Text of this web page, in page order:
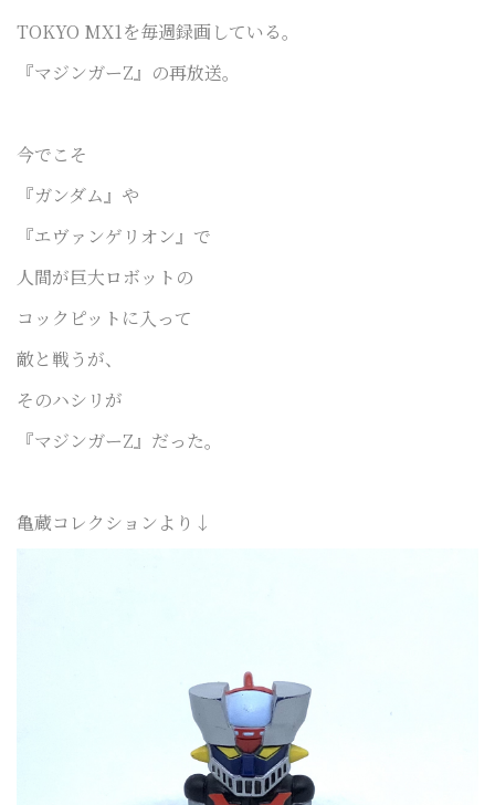
TOKYO MX1を毎週録画している。
『マジンガーZ』の再放送。
今でこそ
『ガンダム』や
『エヴァンゲリオン』で
人間が巨大ロボットの
コックピットに入って
敵と戦うが、
そのハシリが
『マジンガーZ』だった。
亀蔵コレクションより↓